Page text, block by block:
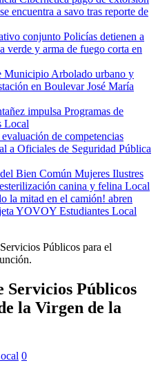
encuentra a savo tras reporte de
conjunto Policías detienen a
verde y arma de fuego corta en
Municipio Arbolado urbano y
en Boulevar José María
impulsa Programas de
Local
de competencias
a Oficiales de Seguridad Pública
Bien Común Mujeres Ilustres
canina y felina Local
la mitad en el camión! abren
YOVOY Estudiantes Local
Públicos para el
Servicios Públicos
la Virgen de la
0